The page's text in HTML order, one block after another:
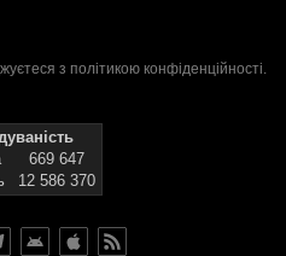
з політикою конфіденційності.
669 647
12 586 370